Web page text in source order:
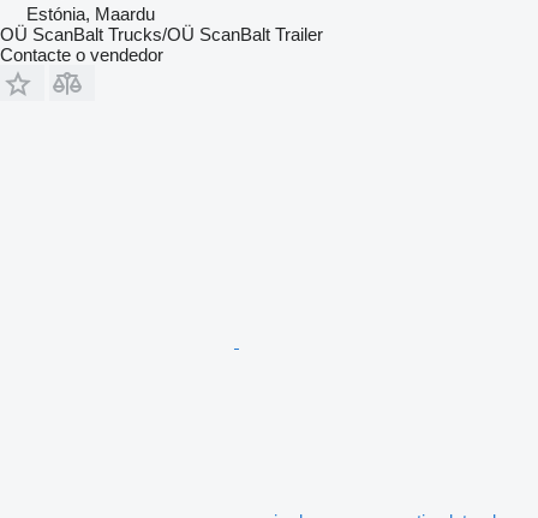
Estónia, Maardu
OÜ ScanBalt Trucks/OÜ ScanBalt Trailer
Contacte o vendedor